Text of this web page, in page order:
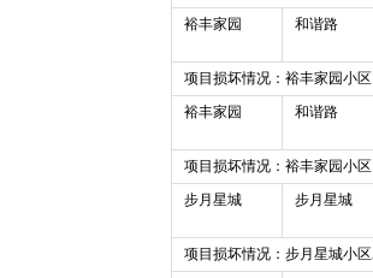
裕丰家园
和谐路
项目损坏情况：裕丰家园小
裕丰家园
和谐路
项目损坏情况：裕丰家园小
步月星城
步月星城
项目损坏情况：步月星城小